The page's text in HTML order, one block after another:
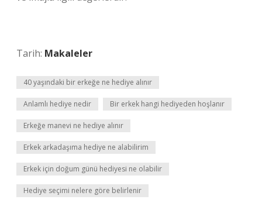
Tarih: Makaleler
40 yaşındaki bir erkeğe ne hediye alınır
Anlamlı hediye nedir Bir erkek hangi hediyeden hoşlanır
Erkeğe manevi ne hediye alınır
Erkek arkadaşıma hediye ne alabilirim
Erkek için doğum günü hediyesi ne olabilir
Hediye seçimi nelere göre belirlenir